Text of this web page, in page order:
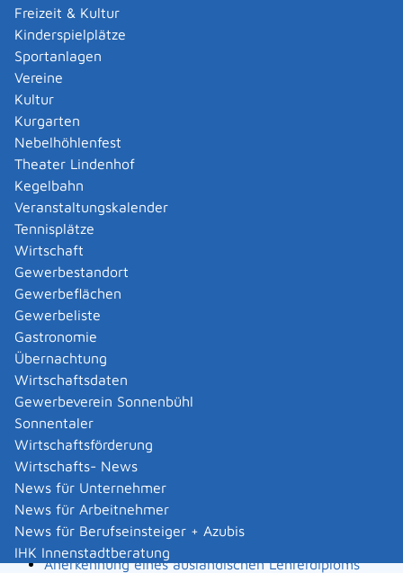
Freizeit & Kultur
Kinderspielplätze
Sportanlagen
Vereine
Kultur
Kurgarten
Nebelhöhlenfest
Theater Lindenhof
Kegelbahn
Veranstaltungskalender
Tennisplätze
Wirtschaft
Gewerbestandort
Gewerbeflächen
Gewerbeliste
Gastronomie
Übernachtung
Wirtschaftsdaten
Gewerbeverein Sonnenbühl
Sonnentaler
Wirtschaftsförderung
Wirtschafts- News
News für Unternehmer
News für Arbeitnehmer
News für Berufseinsteiger + Azubis
IHK Innenstadtberatung
Ruhestand beantragen
Altersrente für besonders langjährig Versicherte
beantragen
Altersrente für schwerbehinderte Menschen
beantragen
Amtliche Meldebestätigung ausstellen
Andere Strafanzeige stellen
Änderung bezüglich des Betriebs gentechnischer
Anlagen mitteilen
Änderung der Gemeinschaftslizenz beantragen
Änderung des Entwicklungsziels einer Ökokonto-
Maßnahme beantragen
Änderung des Wohnsitzes innerhalb derselben
Stadt oder Gemeinde melden
Änderung nach Beantragung oder bei Bezug von
Bürgergeld mitteilen
Änderung persönlicher Daten der Hochschule
mitteilen
Änderungen an die Krankenkasse melden
Anerkennung als gemeinnützige Stiftung
beantragen
Anerkennung als Pharmaberater beantragen
Anerkennung als Prüf-, Zertifizierung- oder
Überwachungsstelle (PÜZ-Stelle) nach
Landesbauordnung
Anerkennung eines ausländischen Lehrerdiploms